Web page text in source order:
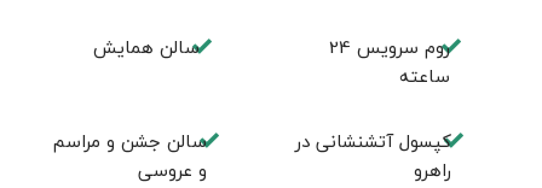
روم سرويس 24
ساعته
سالن همايش
کپسول آتشنشانی در
راهرو
سالن جشن و مراسم
و عروسی